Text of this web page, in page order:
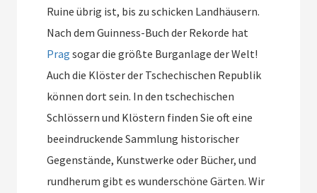
Ruine übrig ist, bis zu schicken Landhäusern.
Nach dem Guinness-Buch der Rekorde hat
Prag sogar die größte Burganlage der Welt!
Auch die Klöster der Tschechischen Republik
können dort sein. In den tschechischen
Schlössern und Klöstern finden Sie oft eine
beeindruckende Sammlung historischer
Gegenstände, Kunstwerke oder Bücher, und
rundherum gibt es wunderschöne Gärten. Wir